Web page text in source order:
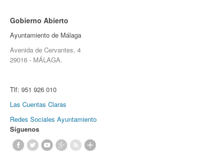
Gobierno Abierto
Ayuntamiento de Málaga
Avenida de Cervantes, 4
29016 - MÁLAGA.
Tlf: 951 926 010
Las Cuentas Claras
Redes Sociales Ayuntamiento
Síguenos